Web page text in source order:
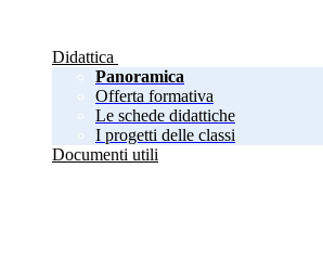
Didattica
Panoramica
Offerta formativa
Le schede didattiche
I progetti delle classi
Documenti utili